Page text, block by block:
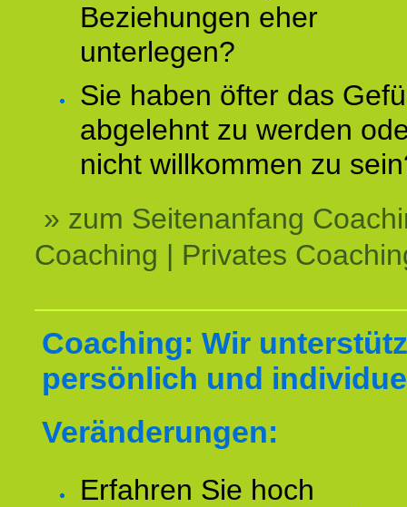
Beziehungen eher
unterlegen?
Sie haben öfter das
abgelehnt zu werden
nicht willkommen zu
» zum Seitenanfang
Coaching | Privates
Coaching: Wir
persönlich und
Veränderungen:
Erfahren Sie hoch